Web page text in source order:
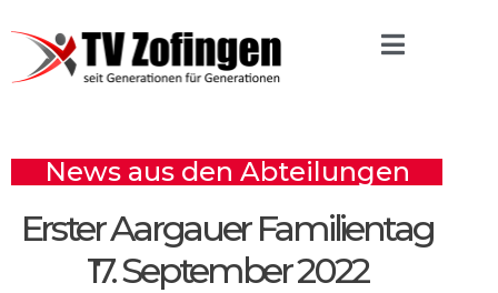
News aus den Abteilungen
Erster Aargauer Familientag
17. September 2022